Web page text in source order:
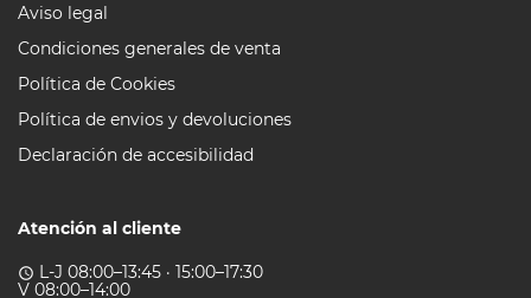
Aviso legal
Condiciones generales de venta
Política de Cookies
Política de envios y devoluciones
Declaración de accesibilidad
Atención al cliente
access_time L-J 08:00–13:45 · 15:00–17:30
V 08:00–14:00